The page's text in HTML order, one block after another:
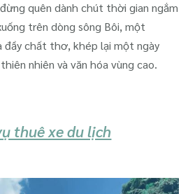
quên dành chút thời gian ngắm
trên dòng sông Bôi, một
đầy chất thơ, khép lại một ngày
nhiên và văn hóa vùng cao.
thuê xe du lịch